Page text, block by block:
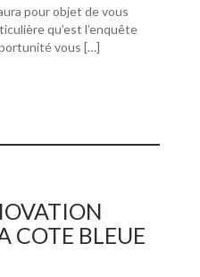
pour objet de vous
qu’est l’enquête
vous […]
COTE BLEUE